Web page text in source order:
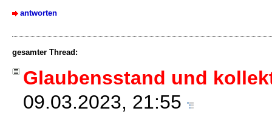
antworten
gesamter Thread:
Glaubensstand und
09.03.2023, 21:55